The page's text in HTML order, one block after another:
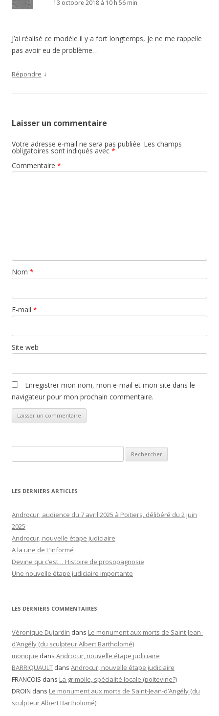
13 octobre 2018 à 10 h 56 min
J’ai réalisé ce modèle il y a fort longtemps, je ne me rappelle
pas avoir eu de problème…
Répondre ↓
Laisser un commentaire
Votre adresse e-mail ne sera pas publiée. Les champs
obligatoires sont indiqués avec *
Commentaire *
Nom *
E-mail *
Site web
Enregistrer mon nom, mon e-mail et mon site dans le
navigateur pour mon prochain commentaire.
LES DERNIERS ARTICLES
Androcur, audience du 7 avril 2025 à Poitiers, délibéré du 2 juin
2025
Androcur, nouvelle étape judiciaire
A la une de L’informé
Devine qui c’est… Histoire de prosopagnosie
Une nouvelle étape judiciaire importante
LES DERNIERS COMMENTAIRES
Véronique Dujardin dans Le monument aux morts de Saint-Jean-
d’Angély (du sculpteur Albert Bartholomé)
monique dans Androcur, nouvelle étape judiciaire
BARRIQUAULT dans Androcur, nouvelle étape judiciaire
FRANCOIS dans La grimolle, spécialité locale (poitevine?)
DROIN dans Le monument aux morts de Saint-Jean-d’Angély (du
sculpteur Albert Bartholomé)